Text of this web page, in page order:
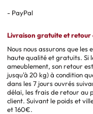
- PayPal
Livraison gratuite et retour
Nous nous assurons que les
haute qualité et gratuits. Si
ameublement, son retour
jusqu'à 20 kg) à condition
dans les 7 jours ouvrés
délai, les frais de retour au
client. Suivant le poids et
et 160€.